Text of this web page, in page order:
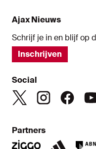
Ajax Nieuws
Schrijf je in en blijf op
Inschrijven
Social
Partners